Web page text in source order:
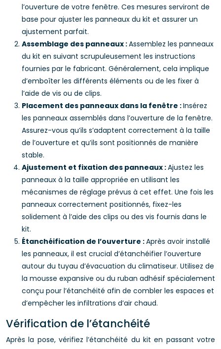
l’ouverture de votre fenêtre. Ces mesures serviront de
base pour ajuster les panneaux du kit et assurer un
ajustement parfait.
Assemblage des panneaux :Assemblez les panneaux
du kit en suivant scrupuleusement les instructions
fournies par le fabricant. Généralement, cela implique
d’emboîter les différents éléments ou de les fixer à
l’aide de vis ou de clips.
Placement des panneaux dans la fenêtre :Insérez
les panneaux assemblés dans l’ouverture de la fenêtre.
Assurez-vous qu’ils s’adaptent correctement à la taille
de l’ouverture et qu’ils sont positionnés de manière
stable.
Ajustement et fixation des panneaux :Ajustez les
panneaux à la taille appropriée en utilisant les
mécanismes de réglage prévus à cet effet. Une fois les
panneaux correctement positionnés, fixez-les
solidement à l’aide des clips ou des vis fournis dans le
kit.
Étanchéification de l’ouverture :Après avoir installé
les panneaux, il est crucial d’étanchéifier l’ouverture
autour du tuyau d’évacuation du climatiseur. Utilisez de
la mousse expansive ou du ruban adhésif spécialement
conçu pour l’étanchéité afin de combler les espaces et
d’empêcher les infiltrations d’air chaud.
Vérification de l’étanchéité
Après la pose, vérifiez l’étanchéité du kit en passant votre